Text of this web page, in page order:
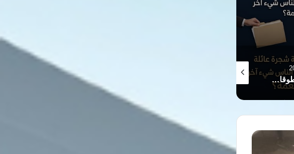
د. عبد الفتاح طوقان يكتب : ظل الكوخ الكبير والكلب الأجرب
8 أغسطس، 2026